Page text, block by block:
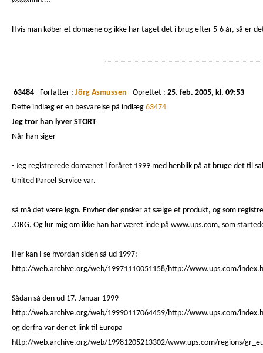
Hvis man køber et domæne og ikke har taget det i brug efter 5-6 år, så er
63484 - Forfatter : Jörg Asmussen - Oprettet : 25. feb. 2005, kl. 09:53
Dette indlæg er en besvarelse på indlæg 63474
Jeg tror han lyver STORT
Når han siger
- Jeg registrerede domænet i foråret 1999 med henblik på at bruge det til
United Parcel Service var.
så må det være løgn. Envher der ønsker at sælge et produkt, og som
.ORG. Og lur mig om ikke han har været inde på www.ups.com, som
Her kan I se hvordan siden så ud 1997:
http://web.archive.org/web/19971110051158/http://www.ups.com/
Sådan så den ud 17. Januar 1999
http://web.archive.org/web/19990117064459/http://www.ups.com/
og derfra var der et link til Europa
http://web.archive.org/web/19981205213302/www.ups.com/regions/